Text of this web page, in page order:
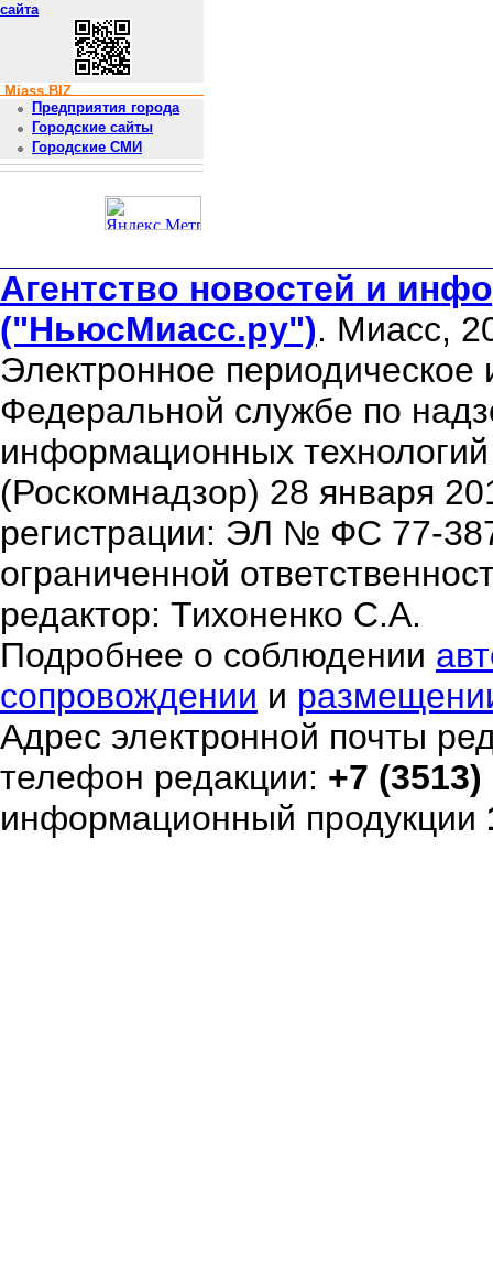
сайта
Miass.BIZ
Предприятия города
Городские сайты
Городские СМИ
Агентство новостей и
("НьюсМиасс.ру"). Миасс,
Электронное периодическое
Федеральной службе по
информационных
(Роскомнадзор) 28 января
регистрации: ЭЛ № ФС 77-
ограниченной
редактор: Тихоненко С.А.
Подробнее о соблюдении
сопровождении и
Адрес электронной почты
телефон редакции: +7
информационный продукции